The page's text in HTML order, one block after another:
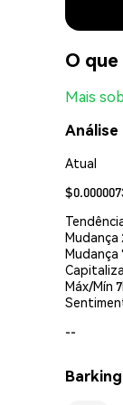
O
Mais
Análise
Atual
Mudança
Mudança
Máx/Mín
--